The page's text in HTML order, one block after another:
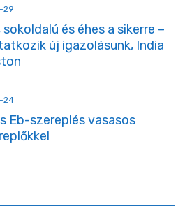
29
sokoldalú és éhes a sikerre –
új igazolásunk, India
24
Eb-szereplés vasasos